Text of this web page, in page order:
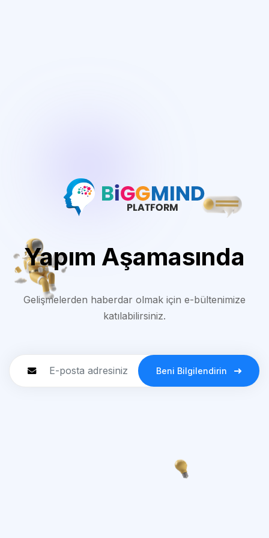
Yapım Aşamasında
Gelişmelerden haberdar olmak için e-bültenimize
katılabilirsiniz.
Beni Bilgilendirin